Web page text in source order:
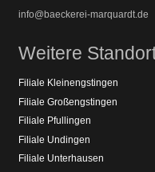
info@baeckerei-marquardt.de
Weitere
Filiale Kleinengstingen
Filiale Großengstingen
Filiale Pfullingen
Filiale Undingen
Filiale Unterhausen